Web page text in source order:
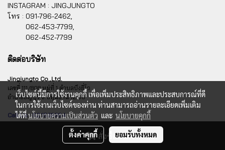
สั่งซื้อสินค้า
INSTAGRAM : JINGJUNGTO
โทร : 091-796-2462,
062-453-7799,
062-452-7799
ติดต่อบริษัท
Jingjungto Co.,Ltd.
เลขที่ 111/808 หมู่ที่ 1 ตำบลบึงยี่โถ
อำเภอธัญบุรี จ.ปทุมธานี 12130
Call Us : 02 1569204
เว็บไซต์นี้มีการใช้งานคุกกี้ เพื่อเพิ่มประสิทธิภาพและประสบการณ์ที่ดี
ในการใช้งานเว็บไซต์ของท่าน ท่านสามารถอ่านรายละเอียดเพิ่มเติม
ได้ที่นโยบายความเป็นส่วนตัว และ นโยบายคุกกี้
ตั้งค่าคุกกี้ ยอมรับทั้งหมด